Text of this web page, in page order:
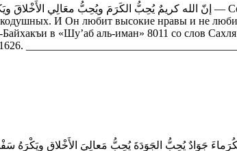
И Он любит высокие нравы и не
в «Шу’аб аль-иман» 8011 со слов